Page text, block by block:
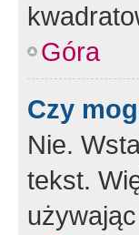
Góra
Czy
Nie.
tekst.